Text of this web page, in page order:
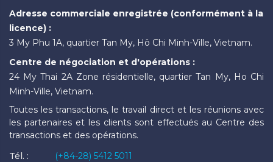
Adresse commerciale enregistrée (conformément à la
licence) :
3 My Phu 1A, quartier Tan My, Hô Chi Minh-Ville, Vietnam.
Centre de négociation et d'opérations :
24 My Thai 2A Zone résidentielle, quartier Tan My, Ho Chi
Minh-Ville, Vietnam.
Toutes les transactions, le travail direct et les réunions avec
les partenaires et les clients sont effectués au Centre des
transactions et des opérations.
Tél. :
(+84-28) 5412 5011